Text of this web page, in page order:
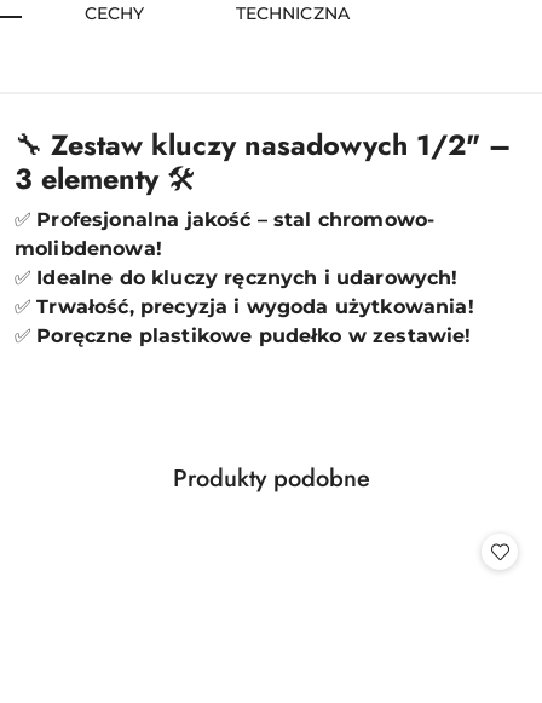
CECHY
TECHNICZNA
🔧 Zestaw kluczy nasadowych 1/2" –
3 elementy🛠️
✅ Profesjonalna jakość – stal chromowo-
molibdenowa!
✅ Idealne do kluczy ręcznych i udarowych!
✅Trwałość, precyzja i wygoda użytkowania!
✅ Poręczne plastikowe pudełko w zestawie!
Pomiń karuzelę produktów
Produkty
Produkty podobne